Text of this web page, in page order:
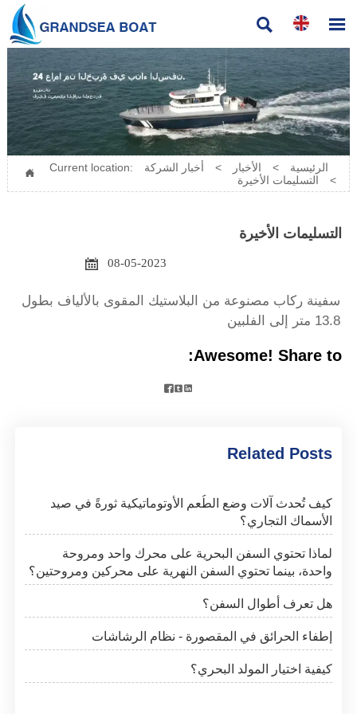
 
 Current location: الرئيسية > الأخبار >
أخبار الشركة
>
التسليمات الأخيرة
التسليمات الأخيرة

08-05-2023
سفينة ركاب مصنوعة من البلاستيك المقوى بالألياف بطول
13.8 متر إلى الفلبين
Awesome! Share to:

Related Posts
كيف تُحدث آلات وضع الطُعم الأوتوماتيكية ثورةً في صيد
الأسماك التجاري؟
لماذا تحتوي السفن البحرية على محرك واحد ومروحة
واحدة، بينما تحتوي السفن النهرية على محركين ومروحتين؟
هل تعرف أطوال السفن؟
إطفاء الحرائق في المقصورة - نظام الرشاشات
كيفية اختيار المولد البحري؟